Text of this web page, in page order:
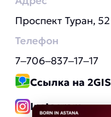
​Проспект Туран, 52
Телефон
7‒706‒837‒17‒17
Ссылка на 2GIS
Instagram